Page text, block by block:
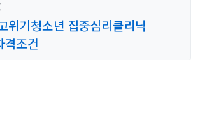
위기청소년 집중심리클리닉
격조건